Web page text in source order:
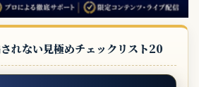
れない見極めチェックリスト20